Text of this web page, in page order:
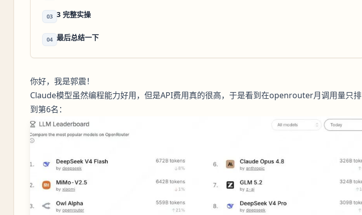
03 3 完整实操
04 最后总结一下
你好，我是郭震！
Claude模型虽然编程能力好用，但是API费用真的很高，于是看到在openrouter月调用量只排
到第6名：